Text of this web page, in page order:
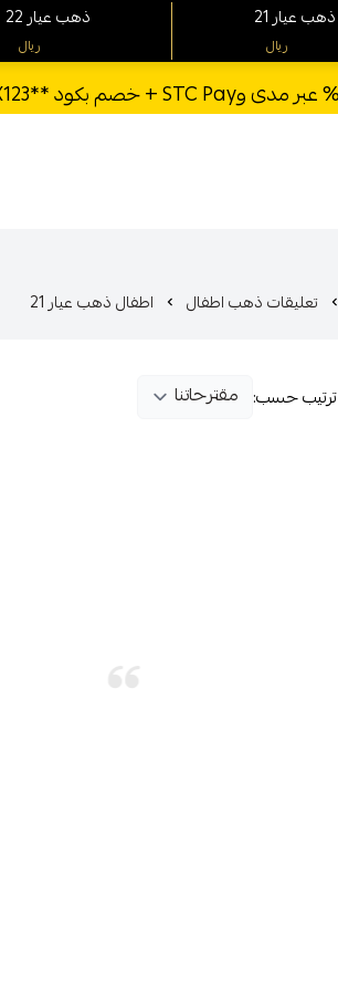
تعليقات ذهب اطفال اطفال ذهب عيار 21
ترتيب حسب:
22 ذهب عيار
ريال
21 ذهب عيار
ريال